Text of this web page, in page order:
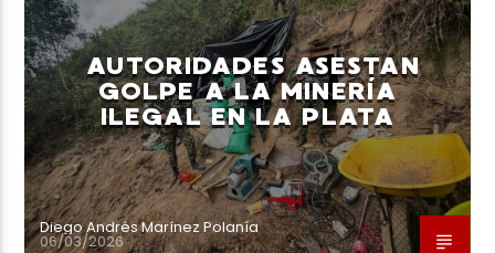
AUTORIDADES ASESTAN
GOLPE A LA MINERÍA
ILEGAL EN LA PLATA
Diego Andrés Marínez Polanía
06/03/2026